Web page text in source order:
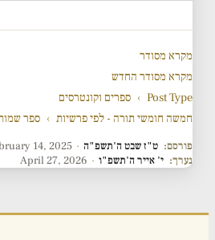
מקרא מסודר
מקרא מסודר החדש
Post Type
› ספרים וקונטרסים
חמשה חומשי תורה - לפי פרשיות › ספר
פורסם: ט"ז שבט ה'תשפ"ה ·
14, 2025
נערך: י' אייר ה'תשפ"ו ·
April 27, 2026